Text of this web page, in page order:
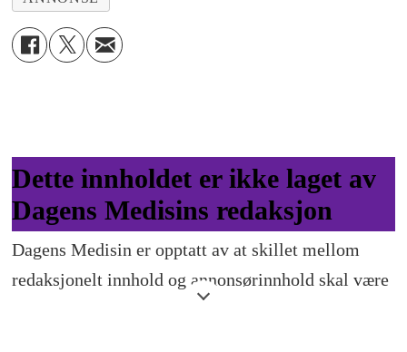
Dette innholdet er ikke laget av
Dagens Medisins redaksjon
Dagens Medisin er opptatt av at skillet mellom
redaksjonelt innhold og annonsørinnhold skal være